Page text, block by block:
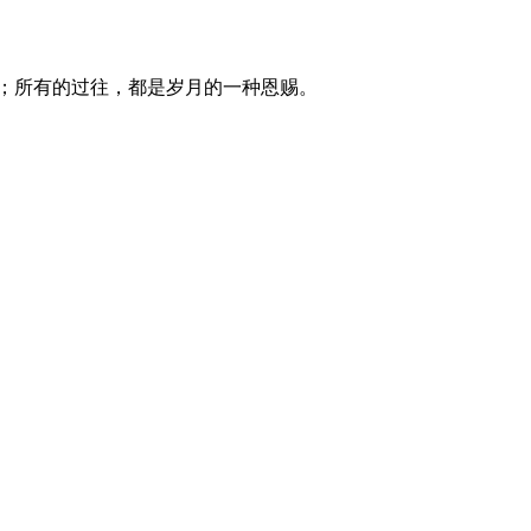
有的过往，都是岁月的一种恩赐。